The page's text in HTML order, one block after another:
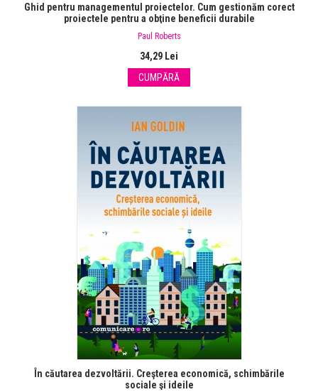
Ghid pentru managementul proiectelor. Cum gestionăm corect
proiectele pentru a obţine beneficii durabile
Paul Roberts
34,29 Lei
CUMPĂRĂ
În căutarea dezvoltării. Creşterea economică, schimbările
sociale şi ideile